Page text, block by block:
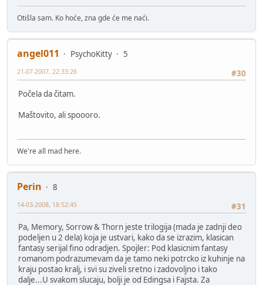
Otišla sam. Ko hoće, zna gde će me naći.
angel011 PsychoKitty
5
#30
21-07-2007, 22:33:26
Počela da čitam.
Maštovito, ali spoooro.
We're all mad here.
Perin
8
#31
14-03-2008, 18:52:45
Pa, Memory, Sorrow & Thorn jeste trilogija (mada je zadnji deo
podeljen u 2 dela) koja je ustvari, kako da se izrazim, klasican
fantasy serijal fino odradjen. Spojler: Pod klasicnim fantasy
romanom podrazumevam da je tamo neki potrcko iz kuhinje na
kraju postao kralj, i svi su ziveli sretno i zadovoljno i tako
dalje...U svakom slucaju, bolji je od Edingsa i Fajsta. Za